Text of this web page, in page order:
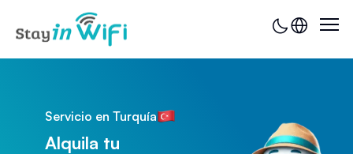
Servicio en Turquía
Alquila tu